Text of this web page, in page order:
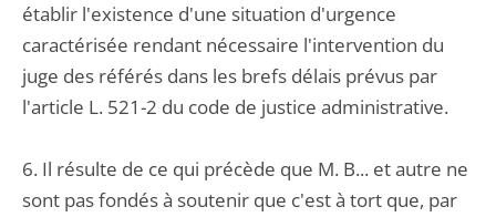
établir l'existence d'une situation d'urgence
caractérisée rendant nécessaire l'intervention du
juge des référés dans les brefs délais prévus par
l'article L. 521-2 du code de justice administrative.
6. Il résulte de ce qui précède que M. B... et autre ne
sont pas fondés à soutenir que c'est à tort que, par